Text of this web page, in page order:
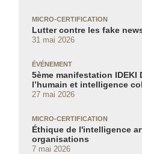
MICRO-CERTIFICATION
Lutter contre les fake
31 mai 2026
ÉVÉNEMENT
5ème manifestation
l’humain et intelligence
27 mai 2026
MICRO-CERTIFICATION
Éthique de l'intelligence
organisations
7 mai 2026